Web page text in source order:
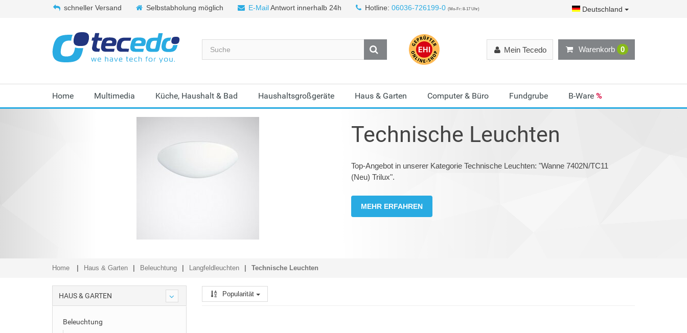
schneller Versand Selbstabholung möglich E-MailAntwort innerhalb 24h Hotline: 06036-726199-0 (Mo-Fr: 8-17 Uhr) Deutschland
Warenkorb 0
Mein Tecedo
Home Multimedia Küche, Haushalt & Bad Haushaltsgroßgeräte Haus & Garten Computer & Büro Fundgrube B-Ware %
Technische Leuchten
Top-Angebot in unserer Kategorie Technische Leuchten: "Wanne 7402N/TC11
(Neu) Trilux".
MEHR ERFAHREN
Home Haus & Garten Beleuchtung Langfeldleuchten Technische Leuchten
HAUS & GARTEN
Beleuchtung
Popularität